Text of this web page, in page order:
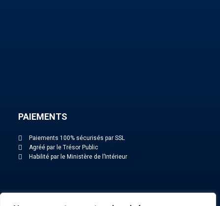
PAIEMENTS
Paiements 100% sécurisés par SSL
Agréé par le Trésor Public
Habilité par le Ministère de l’Intérieur